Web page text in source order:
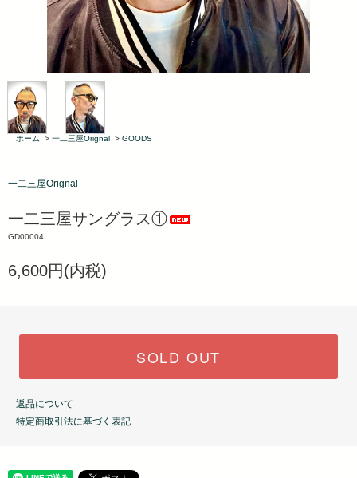
ホーム > 一二三屋Orignal > GOODS
一二三屋Orignal
一二三屋サングラス①
GD00004
6,600円(内税)
SOLD OUT
返品について
特定商取引法に基づく表記